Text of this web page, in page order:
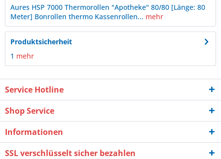
Aures HSP 7000 Thermorollen "Apotheke" 80/80 [Länge: 80
Meter] Bonrollen thermo Kassenrollen... mehr
Produktsicherheit
1 mehr
Service Hotline
Shop Service
Informationen
SSL verschlüsselt sicher bezahlen